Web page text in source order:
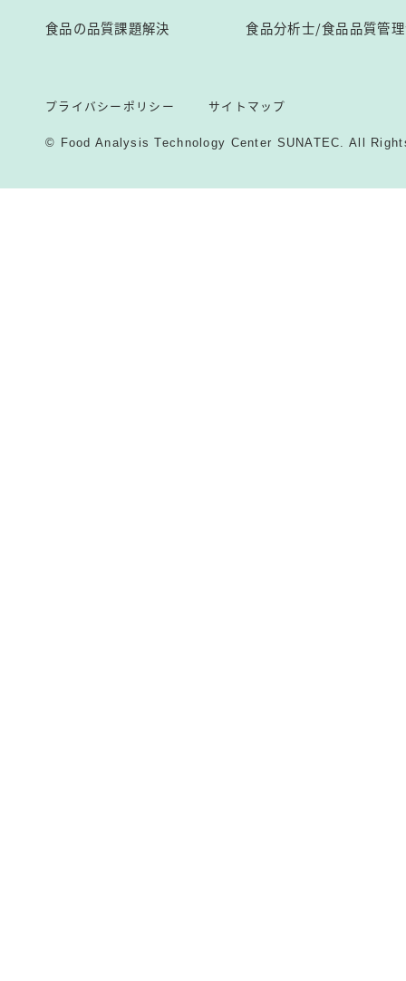
食品の品質課題解決 食品分析士/食品品質管
プライバシーポリシー サイトマップ
© Food Analysis Technology Center SUNATEC. All